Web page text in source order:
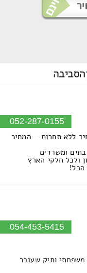
052-287-0155
ללא תחרות – המחיר
ומשרדים
ולכל חלקי הארץ
הכל!
054-453-5415
ותיק שעובר